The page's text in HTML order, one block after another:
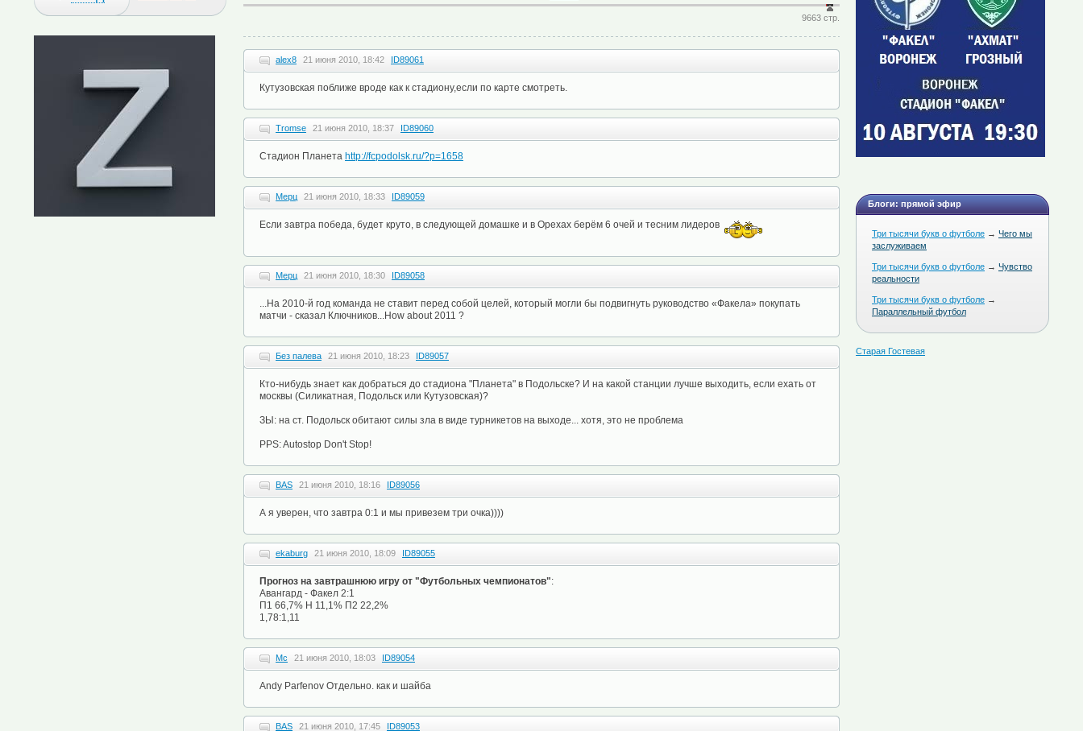
9663 стр.
alex8 21 июня 2010, 18:42 ID89061
Кутузовская поближе вроде как к стадиону,если по карте смотреть.
Tromse 21 июня 2010, 18:37 ID89060
Стадион Планета http://fcpodolsk.ru/?p=1658
Мерц 21 июня 2010, 18:33 ID89059
Если завтра победа, будет круто, в следующей домашке и в Орехах берём 6 очей и тесним лидеров
Мерц 21 июня 2010, 18:30 ID89058
...На 2010-й год команда не ставит перед собой целей, который могли бы подвигнуть руководство «Факела» покупать
матчи - сказал Ключников...How about 2011 ?
Без палева 21 июня 2010, 18:23 ID89057
Кто-нибудь знает как добраться до стадиона "Планета" в Подольске? И на какой станции лучше выходить, если ехать от
москвы (Силикатная, Подольск или Кутузовская)?
ЗЫ: на ст. Подольск обитают силы зла в виде турникетов на выходе... хотя, это не проблема
PPS: Autostop Don't Stop!
BAS 21 июня 2010, 18:16 ID89056
А я уверен, что завтра 0:1 и мы привезем три очка))))
ekaburg 21 июня 2010, 18:09 ID89055
Прогноз на завтрашнюю игру от "Футбольных чемпионатов":
Авангард - Факел 2:1
П1 66,7% Н 11,1% П2 22,2%
1,78:1,11
Mc 21 июня 2010, 18:03 ID89054
Andy Parfenov Отдельно. как и шайба
BAS 21 июня 2010, 17:45 ID89053
Блоги: прямой эфир
Три тысячи букв о футболе → Чего мы
заслуживаем
Три тысячи букв о футболе → Чувство
реальности
Три тысячи букв о футболе →
Параллельный футбол
Старая Гостевая